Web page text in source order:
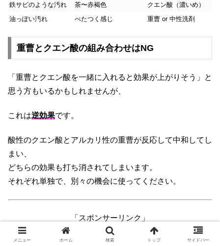
鉄サビのような汚れ
茶〜赤褐色
クエン酸（濃いめ）
油っぽい汚れ
べたつく感じ 重曹 or 中性洗剤
重曹とクエン酸の組み合わせはNG
「重曹とクエン酸を一緒に入れると効果が上がりそう」と
思う方もいるかもしれませんが、
これは逆効果です。
酸性のクエン酸とアルカリ性の重曹が反応して中和してし
まい、
どちらの効果も打ち消されてしまいます。
それぞれ単独で、別々の機会に使ってください。
「スポンサーリンク」
メニュー ホーム 検索 トップ サイドバー